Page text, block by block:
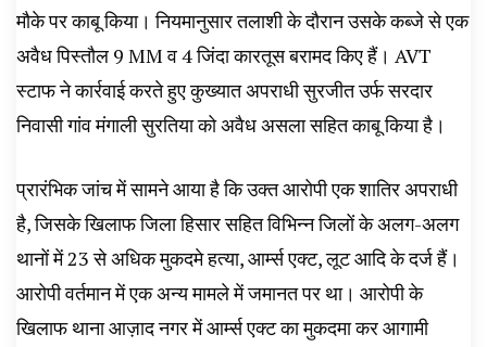
मौके पर काबू किया। नियमानुसार तलाशी के दौरान उसके कब्जे से एक
अवैध पिस्तौल 9 MM व 4 जिंदा कारतूस बरामद किए हैं। AVT
स्टाफ ने कार्रवाई करते हुए कुख्यात अपराधी सुरजीत उर्फ सरदार
निवासी गांव मंगाली सुरतिया को अवैध असला सहित काबू किया है।
प्रारंभिक जांच में सामने आया है कि उक्त आरोपी एक शातिर अपराधी
है, जिसके खिलाफ जिला हिसार सहित विभिन्न जिलों के अलग-अलग
थानों में 23 से अधिक मुकदमे हत्या, आर्म्स एक्ट, लूट आदि के दर्ज हैं।
आरोपी वर्तमान में एक अन्य मामले में जमानत पर था। आरोपी के
खिलाफ थाना आज़ाद नगर में आर्म्स एक्ट का मुकदमा कर आगामी